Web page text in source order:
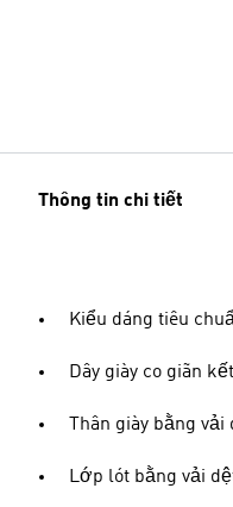
Thông tin chi tiết
Kiểu dáng tiêu
Dây giày co giãn
Thân giày bằng vải
Lớp lót bằng vải